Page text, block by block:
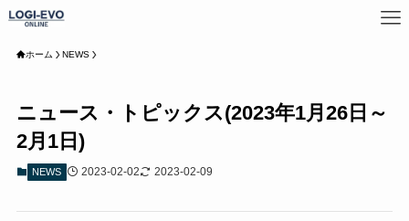
ホーム NEWS
ニュース・トピックス(2023年1月26日～
2月1日)
NEWS 2023-02-02 2023-02-09